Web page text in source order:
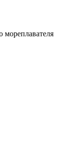
мореплавателя